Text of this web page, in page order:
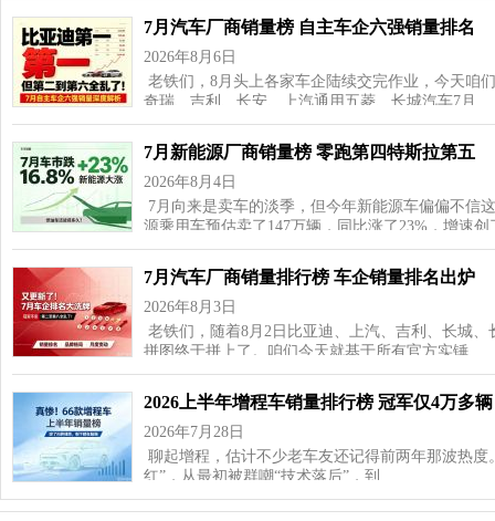
7月汽车厂商销量榜 自主车企六强销量排名
2026年8月6日
老铁们，8月头上各家车企陆续交完作业，今天
奇瑞、吉利、长安、上汽通用五菱、长城汽车7月…
7月新能源厂商销量榜 零跑第四特斯拉第五
2026年8月4日
7月向来是卖车的淡季，但今年新能源车偏偏不信
源乘用车预估卖了147万辆，同比涨了23%，增速
7月汽车厂商销量排行榜 车企销量排名出炉
2026年8月3日
老铁们，随着8月2日比亚迪、上汽、吉利、长城
拼图终于拼上了。咱们今天就基于所有官方实锤…
2026上半年增程车销量排行榜 冠军仅4万多辆
2026年7月28日
聊起增程，估计不少老车友还记得前两年那波热
红”，从最初被群嘲“技术落后”，到…